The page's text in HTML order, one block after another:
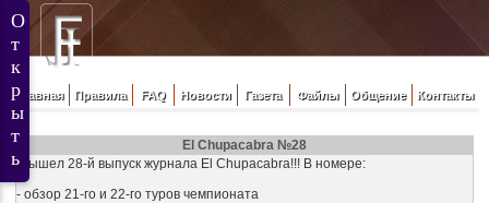
Главная Правила FAQ Новости Газета Файлы Общение Контакты
El Chupacabra №28
Вышел 28-й выпуск журнала El Chupacabra!!! В номере:
- обзор 21-го и 22-го туров чемпионата